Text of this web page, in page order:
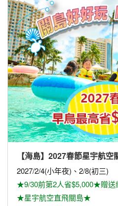
新品上市 主題旅遊
【歐洲-東歐】
東歐
星宇航空8/1直飛布拉格